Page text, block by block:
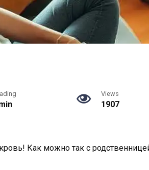
Views
1907
Как можно так с